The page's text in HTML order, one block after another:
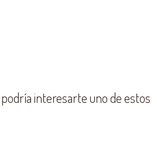
interesarte uno de estos